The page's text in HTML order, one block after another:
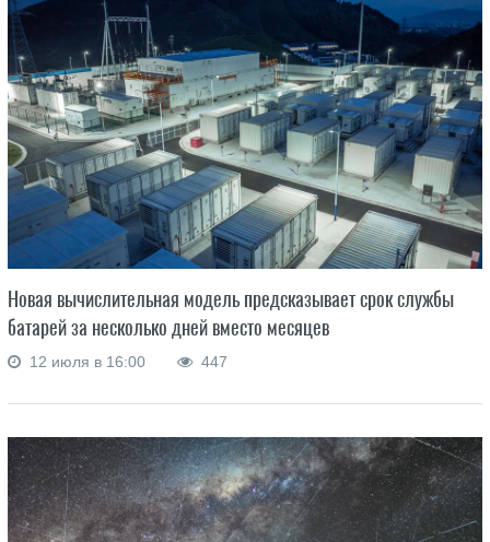
Новая вычислительная модель предсказывает срок службы
батарей за несколько дней вместо месяцев
12 июля в 16:00 447